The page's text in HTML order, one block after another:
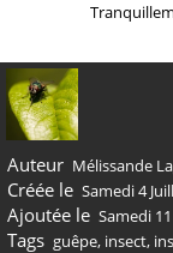
Auteur Mélissande
Créée le Samedi 4
Ajoutée le Samedi
Tags guêpe, insect,